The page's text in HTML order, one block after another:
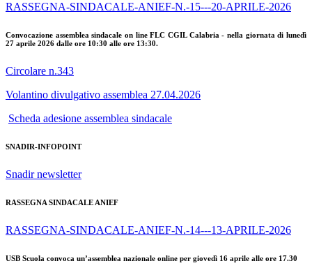
RASSEGNA-SINDACALE-ANIEF-N.-15---20-APRILE-2026
Convocazione assemblea sindacale on line FLC CGIL Calabria - nella giornata di lunedì
27 aprile 2026 dalle ore 10:30 alle ore 13:30.
Circolare n.343
Volantino divulgativo assemblea 27.04.2026
Scheda adesione assemblea sindacale
SNADIR-INFOPOINT
Snadir newsletter
RASSEGNA SINDACALE ANIEF
RASSEGNA-SINDACALE-ANIEF-N.-14---13-APRILE-2026
USB Scuola convoca un’assemblea nazionale online per giovedì 16 aprile alle ore 17.30